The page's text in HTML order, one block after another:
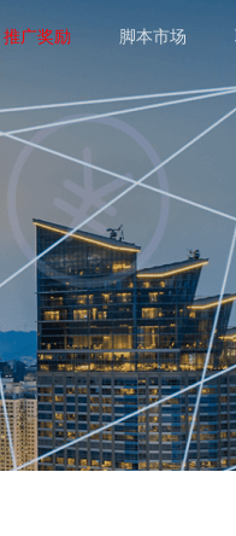
推广奖励 脚本市场